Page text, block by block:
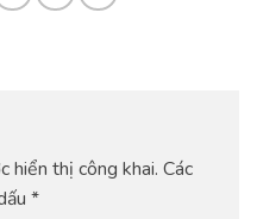
hiển thị công khai. Các
*